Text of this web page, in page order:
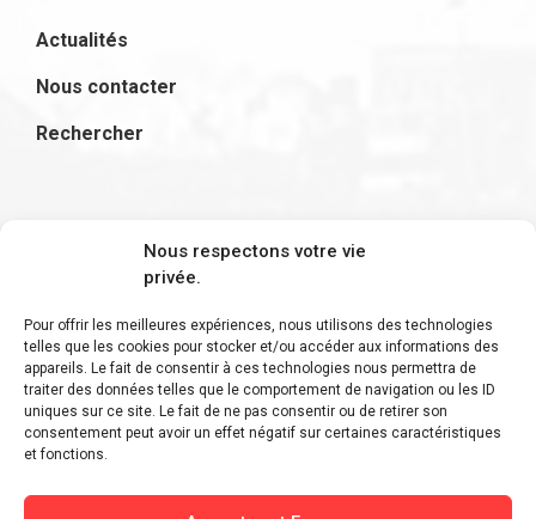
Nous respectons votre vie
privée.
Pour offrir les meilleures expériences, nous utilisons des technologies
telles que les cookies pour stocker et/ou accéder aux informations des
appareils. Le fait de consentir à ces technologies nous permettra de
traiter des données telles que le comportement de navigation ou les ID
uniques sur ce site. Le fait de ne pas consentir ou de retirer son
consentement peut avoir un effet négatif sur certaines caractéristiques
et fonctions.
Actualités
Nous contacter
Rechercher
S'inscrire à la newsletter
Restez informé des derniers ajouts et des
dernières actualités !